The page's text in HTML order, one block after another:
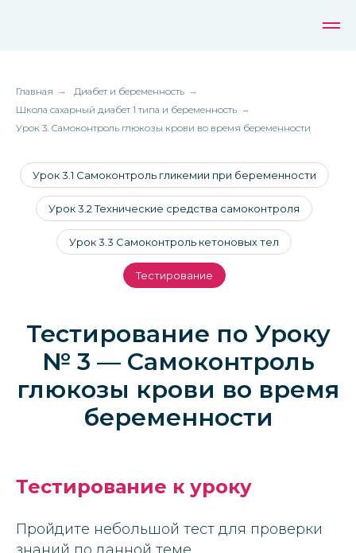
Главная → Диабет и беременность →
Школа сахарный диабет 1 типа и беременность →
Урок 3. Самоконтроль глюкозы крови во время беременности
Урок 3.1 Самоконтроль гликемии при беременности
Урок 3.2 Технические средства самоконтроля
Урок 3.3 Самоконтроль кетоновых тел
Тестирование
Тестирование по Уроку
№ 3 — Самоконтроль
глюкозы крови во время
беременности
Тестирование к уроку
Пройдите небольшой тест для проверки